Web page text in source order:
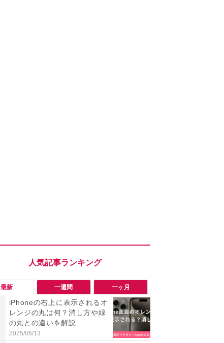
最新 一週間 一ヶ月
iPhoneの右上に表示されるオ
レンジの丸は何？消し方や緑
の丸との違いを解説
2025/06/13